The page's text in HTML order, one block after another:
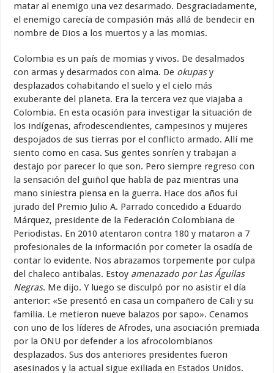
matar al enemigo una vez desarmado. Desgraciadamente,
el enemigo carecía de compasión más allá de bendecir en
nombre de Dios a los muertos y a las momias.
Colombia es un país de momias y vivos. De desalmados
con armas y desarmados con alma. De okupasy
desplazados cohabitando el suelo y el cielo más
exuberante del planeta. Era la tercera vez que viajaba a
Colombia. En esta ocasión para investigar la situación de
los indígenas, afrodescendientes, campesinos y mujeres
despojados de sus tierras por el conflicto armado. Allí me
siento como en casa. Sus gentes sonríen y trabajan a
destajo por parecer lo que son. Pero siempre regreso con
la sensación del guiñol que habla de paz mientras una
mano siniestra piensa en la guerra. Hace dos años fui
jurado del Premio Julio A. Parrado concedido a Eduardo
Márquez, presidente de la Federación Colombiana de
Periodistas. En 2010 atentaron contra 180 y mataron a 7
profesionales de la información por cometer la osadía de
contar lo evidente. Nos abrazamos torpemente por culpa
del chaleco antibalas. Estoy amenazado por Las Águilas
Negras. Me dijo. Y luego se disculpó por no asistir el día
anterior: «Se presentó en casa un compañero de Cali y su
familia. Le metieron nueve balazos por sapo». Cenamos
con uno de los líderes de Afrodes, una asociación premiada
por la ONU por defender a los afrocolombianos
desplazados. Sus dos anteriores presidentes fueron
asesinados y la actual sigue exiliada en Estados Unidos.